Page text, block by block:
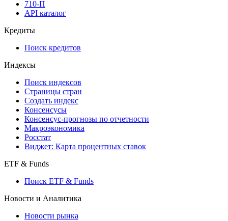
API
API and Data Feed
API каталог
Кредиты
Поиск кредитов
Индексы
Поиск индексов
Страницы стран
Создать индекс
Консенсусы
Консенсус-прогнозы по отчетности
Макроэкономика
Виджет: Карта процентных ставок
ETF & Funds
Поиск ETF & Funds